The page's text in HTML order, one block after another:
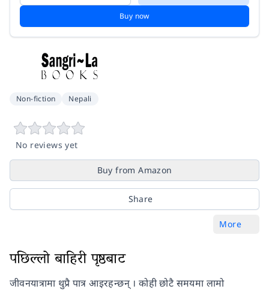
Buy now
Non-fiction Nepali
No reviews yet
Buy from Amazon
Share
More
पछिल्लो बाहिरी पृष्ठबाट
जीवनयात्रामा थुप्रै पात्र आइरहन्छन् । कोही छोटै समयमा लामो